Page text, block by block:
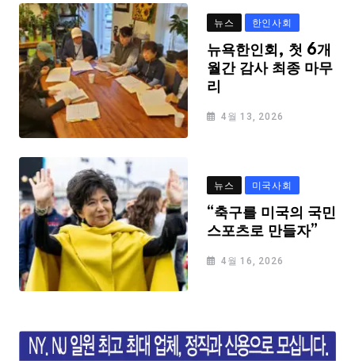
뉴스 한인사회
뉴욕한인회, 첫 6개
월간 감사 최종 마무
리
4월 13, 2026
뉴스 미국사회
“축구를 미국의 국민
스포츠로 만들자”
4월 16, 2026